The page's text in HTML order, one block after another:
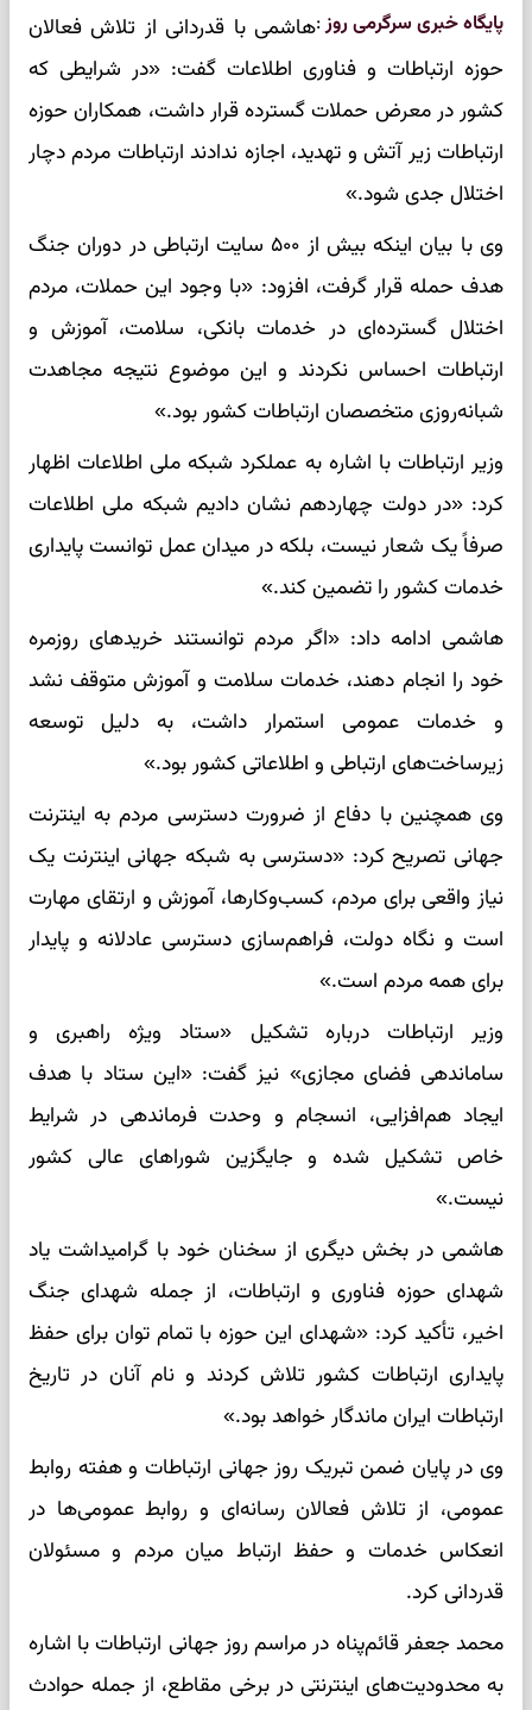
پایگاه خبری سرگرمی روز:هاشمی با قدردانی از تلاش فعالان
حوزه ارتباطات و فناوری اطلاعات گفت: «در شرایطی که
کشور در معرض حملات گسترده قرار داشت، همکاران حوزه
ارتباطات زیر آتش و تهدید، اجازه ندادند ارتباطات مردم دچار
اختلال جدی شود.»
وی با بیان اینکه بیش از ۵۰۰ سایت ارتباطی در دوران جنگ
هدف حمله قرار گرفت، افزود: «با وجود این حملات، مردم
اختلال گسترده‌ای در خدمات بانکی، سلامت، آموزش و
ارتباطات احساس نکردند و این موضوع نتیجه مجاهدت
شبانه‌روزی متخصصان ارتباطات کشور بود.»
وزیر ارتباطات با اشاره به عملکرد شبکه ملی اطلاعات اظهار
کرد: «در دولت چهاردهم نشان دادیم شبکه ملی اطلاعات
صرفاً یک شعار نیست، بلکه در میدان عمل توانست پایداری
خدمات کشور را تضمین کند.»
هاشمی ادامه داد: «اگر مردم توانستند خریدهای روزمره
خود را انجام دهند، خدمات سلامت و آموزش متوقف نشد
و خدمات عمومی استمرار داشت، به دلیل توسعه
زیرساخت‌های ارتباطی و اطلاعاتی کشور بود.»
وی همچنین با دفاع از ضرورت دسترسی مردم به اینترنت
جهانی تصریح کرد: «دسترسی به شبکه جهانی اینترنت یک
نیاز واقعی برای مردم، کسب‌وکارها، آموزش و ارتقای مهارت
است و نگاه دولت، فراهم‌سازی دسترسی عادلانه و پایدار
برای همه مردم است.»
وزیر ارتباطات درباره تشکیل «ستاد ویژه راهبری و
ساماندهی فضای مجازی» نیز گفت: «این ستاد با هدف
ایجاد هم‌افزایی، انسجام و وحدت فرماندهی در شرایط
خاص تشکیل شده و جایگزین شوراهای عالی کشور
نیست.»
هاشمی در بخش دیگری از سخنان خود با گرامیداشت یاد
شهدای حوزه فناوری و ارتباطات، از جمله شهدای جنگ
اخیر، تأکید کرد: «شهدای این حوزه با تمام توان برای حفظ
پایداری ارتباطات کشور تلاش کردند و نام آنان در تاریخ
ارتباطات ایران ماندگار خواهد بود.»
وی در پایان ضمن تبریک روز جهانی ارتباطات و هفته روابط
عمومی، از تلاش فعالان رسانه‌ای و روابط عمومی‌ها در
انعکاس خدمات و حفظ ارتباط میان مردم و مسئولان
قدردانی کرد.
محمد جعفر قائم‌پناه در مراسم روز جهانی ارتباطات با اشاره
به محدودیت‌های اینترنتی در برخی مقاطع، از جمله حوادث